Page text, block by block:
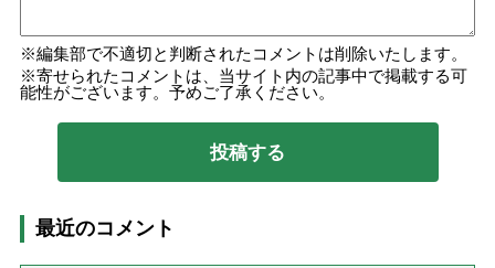
編集部で不適切と判断されたコメントは削除いたします。
寄せられたコメントは、当サイト内の記事中で掲載する可
能性がございます。予めご了承ください。
最近のコメント